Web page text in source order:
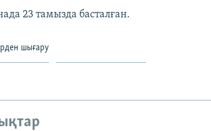
23 тамызда басталған.
шығару